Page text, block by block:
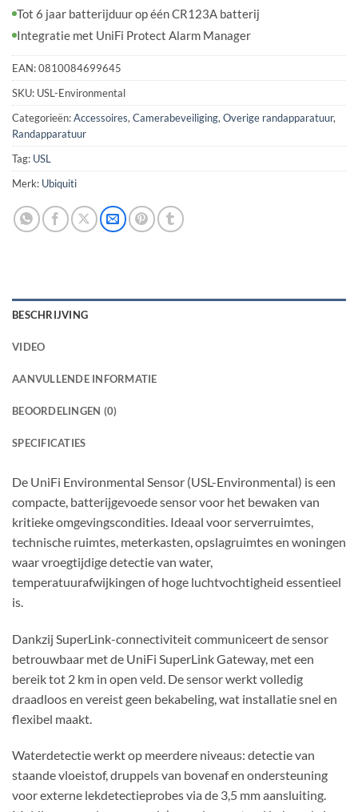
Tot 6 jaar batterijduur op één CR123A batterij
Integratie met UniFi Protect Alarm Manager
EAN:0810084699645
SKU: USL-Environmental
Categorieën:Accessoires, Camerabeveiliging, Overige randapparatuur,
Randapparatuur
Tag: USL
Merk: Ubiquiti
BESCHRIJVING
VIDEO
AANVULLENDE INFORMATIE
BEOORDELINGEN (0)
SPECIFICATIES
De UniFi Environmental Sensor (USL-Environmental) is een
compacte, batterijgevoede sensor voor het bewaken van
kritieke omgevingscondities. Ideaal voor serverruimtes,
technische ruimtes, meterkasten, opslagruimtes en woningen
waar vroegtijdige detectie van water,
temperatuurafwijkingen of hoge luchtvochtigheid essentieel
is.
Dankzij SuperLink-connectiviteit communiceert de sensor
betrouwbaar met de UniFi SuperLink Gateway, met een
bereik tot 2 km in open veld. De sensor werkt volledig
draadloos en vereist geen bekabeling, wat installatie snel en
flexibel maakt.
Waterdetectie werkt op meerdere niveaus: detectie van
staande vloeistof, druppels van bovenaf en ondersteuning
voor externe lekdetectieprobes via de 3,5 mm aansluiting.